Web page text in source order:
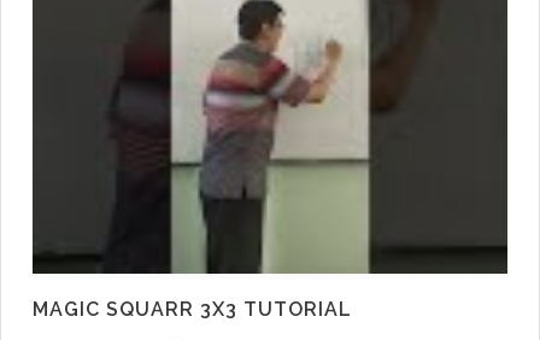
MAGIC SQUARR 3X3 TUTORIAL